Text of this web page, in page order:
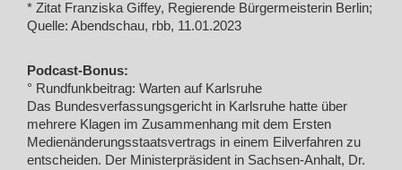
* Zitat Franziska Giffey, Regierende Bürgermeisterin Berlin;
Quelle: Abendschau, rbb, 11.01.2023
Podcast-Bonus:
° Rundfunkbeitrag: Warten auf Karlsruhe
Das Bundesverfassungsgericht in Karlsruhe hatte über
mehrere Klagen im Zusammenhang mit dem Ersten
Medienänderungsstaatsvertrags in einem Eilverfahren zu
entscheiden. Der Ministerpräsident in Sachsen-Anhalt, Dr.